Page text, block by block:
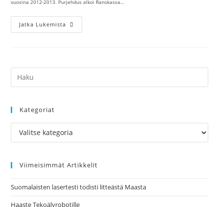
vuosina 2012-2013. Purjehdus alkoi Ranskassa…
Jatka Lukemista Maailman
Ympäripurjehdus
Kategoriat
Kategoriat
Viimeisimmät Artikkelit
Suomalaisten lasertesti todisti litteästä Maasta
Haaste Tekoälyrobotille